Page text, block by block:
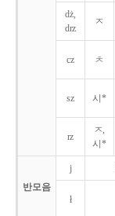
dż,
drz
ㅈ
cz ㅊ
sz 시*
rz
ㅈ,
시*
반모음
j
ł